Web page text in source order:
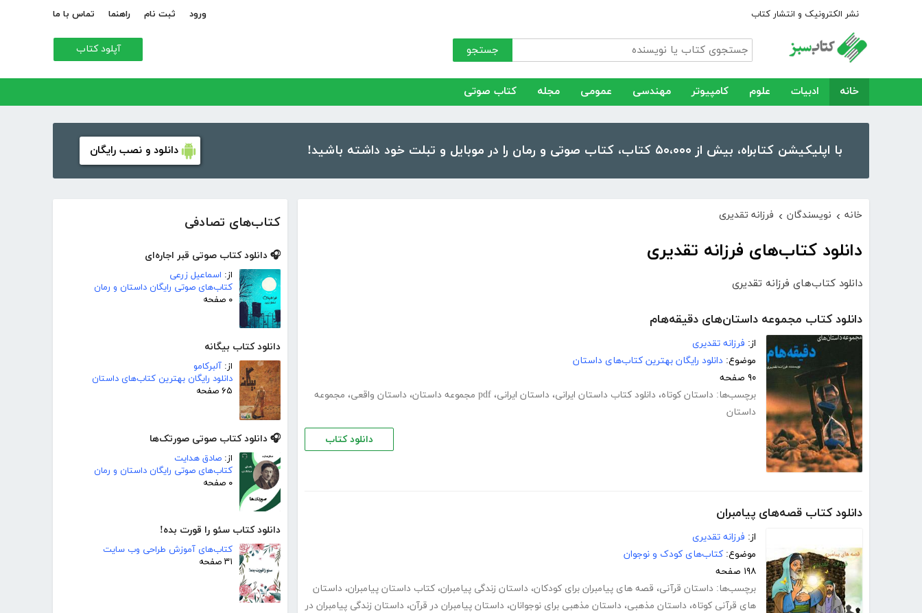
نشر الکترونیک و انتشار کتاب ورود ثبت نام راهنما تماس با ما
جستجو آپلود کتاب
خانه ادبیات علوم کامپیوتر مهندسی عمومی مجله کتاب صوتی
با اپلیکیشن کتابراه، بیش از ۵۰،۰۰۰ کتاب، کتاب صوتی و رمان را در موبایل و تبلت خود داشته باشید! دانلود و نصب رایگان
کتاب‌های تصادفی
🎧 دانلود کتاب صوتی قبر اجاره‌ای
از: اسماعیل زرعی
کتاب‌های صوتی رایگان داستان و رمان
۰ صفحه
دانلود کتاب بیگانه
از: آلبرکامو
دانلود رایگان بهترین کتاب‌های داستان
۶۵ صفحه
🎧 دانلود کتاب صوتی صورتک‌ها
از: صادق هدایت
کتاب‌های صوتی رایگان داستان و رمان
۰ صفحه
دانلود کتاب سئو را قورت بده!
کتاب‌های آموزش طراحی وب سایت
۳۱ صفحه
خانه › نویسندگان › فرزانه تقدیری
دانلود کتاب‌های فرزانه تقدیری
دانلود کتاب‌های فرزانه تقدیری
دانلود کتاب مجموعه داستان‌های دقیقه‌هام
از: فرزانه تقدیری
موضوع: دانلود رایگان بهترین کتاب‌های داستان
۹۰ صفحه
برچسب‌ها: داستان کوتاه، دانلود کتاب داستان ایرانی، داستان ایرانی، pdf مجموعه داستان ، داستان واقعی، مجموعه
داستان
دانلود کتاب
دانلود کتاب قصه‌های پیامبران
از: فرزانه تقدیری
موضوع: کتاب‌های کودک و نوجوان
۱۹۸ صفحه
برچسب‌ها: داستان قرآنی، قصه های پیامبران برای کودکان، داستان زندگی پیامبران، کتاب داستان پیامبران، داستان
های قرآنی کوتاه، داستان مذهبی، داستان مذهبی برای نوجوانان، داستان پیامبران در قرآن، داستان زندگی پیامبران در